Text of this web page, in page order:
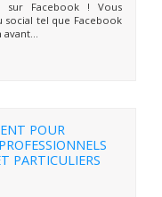
sur Facebook ! Vous
social tel que Facebook
POUR
PARTICULIERS